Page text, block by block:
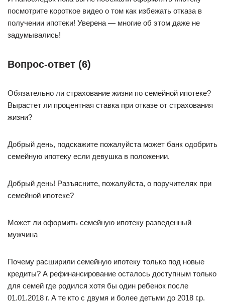
посмотрите короткое видео о том как избежать отказа в
получении ипотеки! Уверена — многие об этом даже не
задумывались!
Вопрос-ответ (6)
Обязательно ли страхование жизни по семейной ипотеке?
Вырастет ли процентная ставка при отказе от страхования
жизни?
Добрый день, подскажите пожалуйста может банк одобрить
семейную ипотеку если девушка в положении.
Добрый день! Разъясните, пожалуйста, о поручителях при
семейной ипотеке?
Может ли оформить семейную ипотеку разведенный
мужчина
Почему расширили семейную ипотеку только под новые
кредиты? А рефинансирование осталось доступным только
для семей где родился хотя бы один ребенок после
01.01.2018 г. А те кто с двумя и более детьми до 2018 г.р.